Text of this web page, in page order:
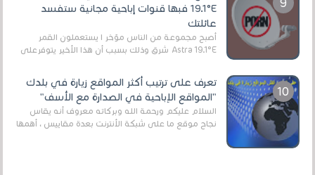
19.1°E فبها قنوات إباحية مجانية ستفسد
عائلتك
أصبح مجموعة من الناس مؤخر ا يستعملون القمر
Astra 19.1°E شرق وذلك بسبب أن هذا الأخير يتوفرعلى
تعرف على ترتيب أكثر المواقع زيارة في بلدك
"المواقع الإباحية في الصدارة مع الأسف"
السلام عليكم ورحمة الله وبركاته معروف أنه يقاس
نجاح موقع ما على شبكة الأنترنت بعدة مقاييس ، أهمها